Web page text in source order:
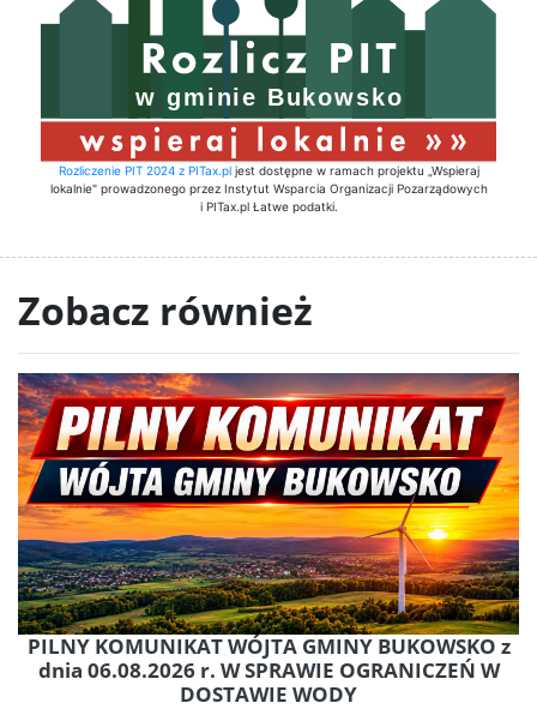
Rozliczenie PIT 2024 z PITax.pljest dostępne w ramach projektu „Wspieraj
lokalnie" prowadzonego przez Instytut Wsparcia Organizacji Pozarządowych
i PITax.pl Łatwe podatki.
Zobacz również
PILNY KOMUNIKAT WÓJTA GMINY BUKOWSKO z
dnia 06.08.2026 r. W SPRAWIE OGRANICZEŃ W
DOSTAWIE WODY